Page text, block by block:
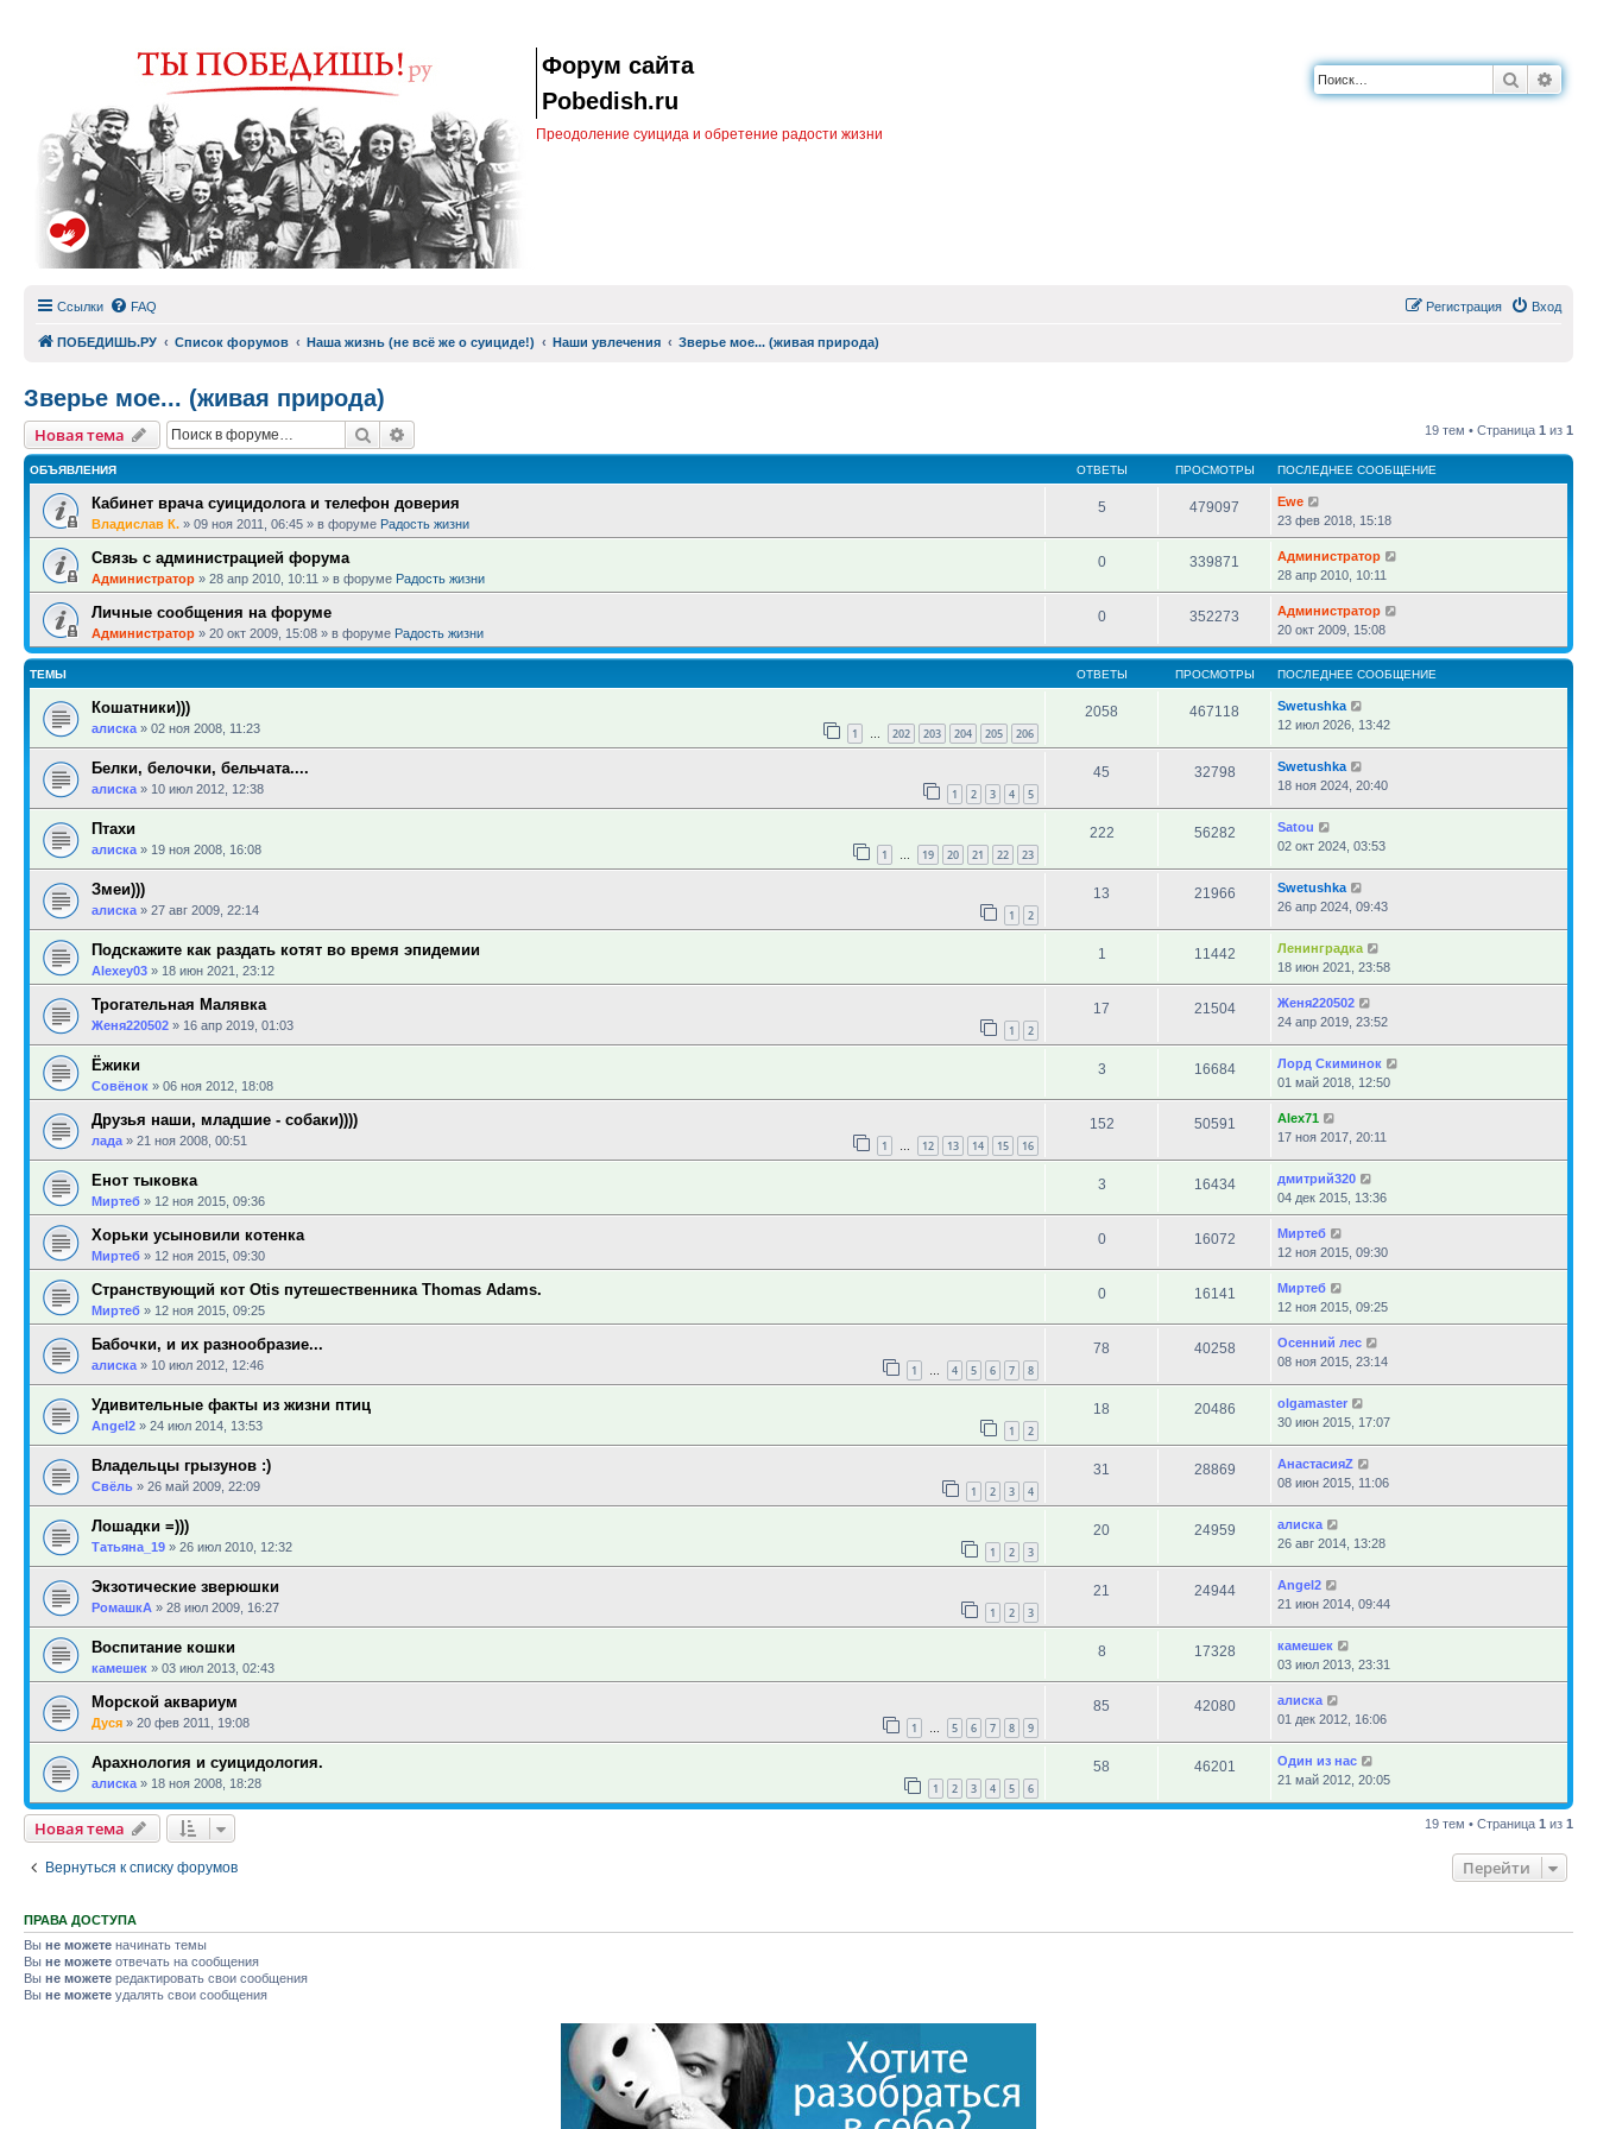
Форум сайта
Pobedish.ru
Преодоление суицида и обретение радости жизни
Поиск
Ссылки FAQ Вход
Регистрация
ПОБЕДИШЬ.РУ Список форумов Наша жизнь (не всё же о суициде!) Наши увлечения Зверье мое... (живая природа)
Зверье мое... (живая природа)
Новая тема Поиск 19 тем • Страница 1 из 1
ОБЪЯВЛЕНИЯ ОТВЕТЫ ПРОСМОТРЫ ПОСЛЕДНЕЕ СООБЩЕНИЕ
Кабинет врача суицидолога и телефон доверия
Владислав К. » 09 ноя 2011, 06:45 » в форуме Радость жизни
5 479097
Ewe
23 фев 2018, 15:18
Связь с администрацией форума
Администратор » 28 апр 2010, 10:11 » в форуме Радость жизни
0 339871
Администратор
28 апр 2010, 10:11
Личные сообщения на форуме
Администратор » 20 окт 2009, 15:08 » в форуме Радость жизни
0 352273
Администратор
20 окт 2009, 15:08
ТЕМЫ ОТВЕТЫ ПРОСМОТРЫ ПОСЛЕДНЕЕ СООБЩЕНИЕ
Кошатники)))
алиска » 02 ноя 2008, 11:23 1 … 202 203 204 205 206
2058 467118
Swetushka
12 июл 2026, 13:42
Белки, белочки, бельчата....
алиска » 10 июл 2012, 12:38 1 2 3 4 5
45 32798
Swetushka
18 ноя 2024, 20:40
Птахи
алиска » 19 ноя 2008, 16:08 1 … 19 20 21 22 23
222 56282
Satou
02 окт 2024, 03:53
Змеи)))
алиска » 27 авг 2009, 22:14 1 2
13 21966
Swetushka
26 апр 2024, 09:43
Подскажите как раздать котят во время эпидемии
Alexey03 » 18 июн 2021, 23:12
1 11442
Ленинградка
18 июн 2021, 23:58
Трогательная Малявка
Женя220502 » 16 апр 2019, 01:03 1 2
17 21504
Женя220502
24 апр 2019, 23:52
Ёжики
Совёнок » 06 ноя 2012, 18:08
3 16684
Лорд Скиминок
01 май 2018, 12:50
Друзья наши, младшие - собаки))))
лада » 21 ноя 2008, 00:51 1 … 12 13 14 15 16
152 50591
Alex71
17 ноя 2017, 20:11
Енот тыковка
Миртеб » 12 ноя 2015, 09:36
3 16434
дмитрий320
04 дек 2015, 13:36
Хорьки усыновили котенка
Миртеб » 12 ноя 2015, 09:30
0 16072
Миртеб
12 ноя 2015, 09:30
Странствующий кот Otis путешественника Thomas Adams.
Миртеб » 12 ноя 2015, 09:25
0 16141
Миртеб
12 ноя 2015, 09:25
Бабочки, и их разнообразие...
алиска » 10 июл 2012, 12:46 1 … 4 5 6 7 8
78 40258
Осенний лес
08 ноя 2015, 23:14
Удивительные факты из жизни птиц
Angel2 » 24 июл 2014, 13:53 1 2
18 20486
olgamaster
30 июн 2015, 17:07
Владельцы грызунов :)
Свёль » 26 май 2009, 22:09 1 2 3 4
31 28869
АнастасияZ
08 июн 2015, 11:06
Лошадки =)))
Татьяна_19 » 26 июл 2010, 12:32 1 2 3
20 24959
алиска
26 авг 2014, 13:28
Экзотические зверюшки
РомашкА » 28 июл 2009, 16:27 1 2 3
21 24944
Angel2
21 июн 2014, 09:44
Воспитание кошки
камешек » 03 июл 2013, 02:43
8 17328
камешек
03 июл 2013, 23:31
Морской аквариум
Дуся » 20 фев 2011, 19:08 1 … 5 6 7 8 9
85 42080
алиска
01 дек 2012, 16:06
Арахнология и суицидология.
алиска » 18 ноя 2008, 18:28 1 2 3 4 5 6
58 46201
Один из нас
21 май 2012, 20:05
Новая тема 19 тем • Страница 1 из 1
Вернуться к списку форумов Перейти
ПРАВА ДОСТУПА
Вы не можете начинать темы
Вы не можете отвечать на сообщения
Вы не можете редактировать свои сообщения
Вы не можете удалять свои сообщения